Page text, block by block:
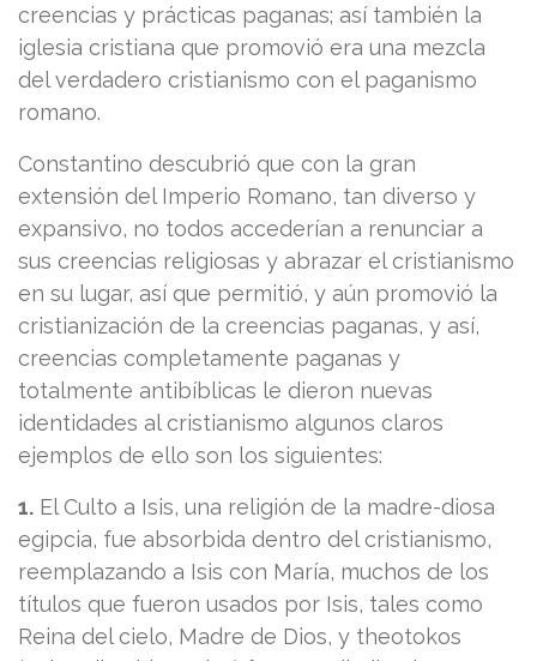
creencias y prácticas paganas; así también la
iglesia cristiana que promovió era una mezcla
del verdadero cristianismo con el paganismo
romano.
Constantino descubrió que con la gran
extensión del Imperio Romano, tan diverso y
expansivo, no todos accederían a renunciar a
sus creencias religiosas y abrazar el cristianismo
en su lugar, así que permitió, y aún promovió la
cristianización de la creencias paganas, y así,
creencias completamente paganas y
totalmente antibíblicas le dieron nuevas
identidades al cristianismo algunos claros
ejemplos de ello son los siguientes:
1. El Culto a Isis, una religión de la madre-diosa
egipcia, fue absorbida dentro del cristianismo,
reemplazando a Isis con María, muchos de los
títulos que fueron usados por Isis, tales como
Reina del cielo, Madre de Dios, y theotokos